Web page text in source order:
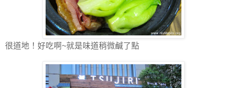
很道地！好吃啊~就是味道稍微鹹了點